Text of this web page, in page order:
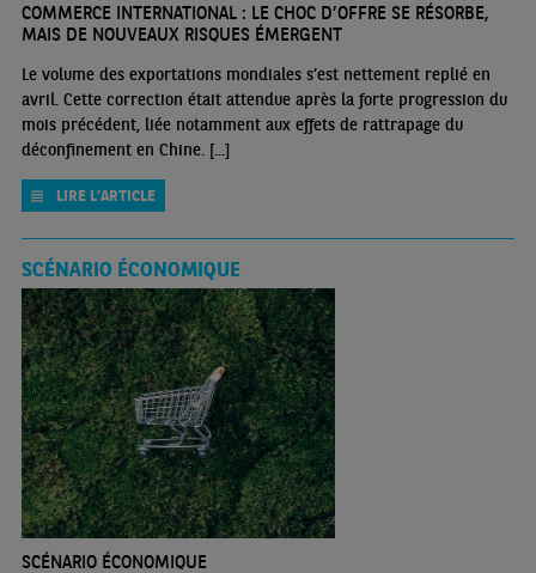
COMMERCE INTERNATIONAL : LE CHOC D’OFFRE SE RÉSORBE,
MAIS DE NOUVEAUX RISQUES ÉMERGENT
Le volume des exportations mondiales s’est nettement replié en
avril. Cette correction était attendue après la forte progression du
mois précédent, liée notamment aux effets de rattrapage du
déconfinement en Chine. [...]
LIRE L'ARTICLE
SCÉNARIO ÉCONOMIQUE
SCÉNARIO ÉCONOMIQUE